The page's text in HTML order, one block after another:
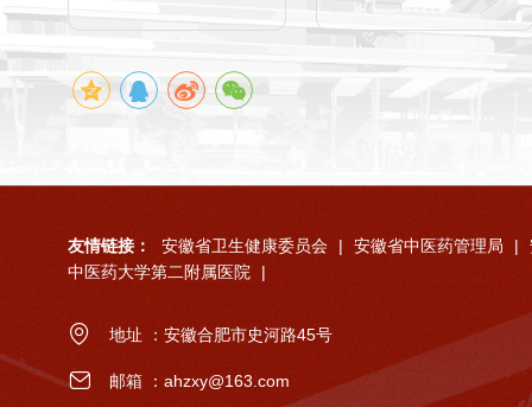
友情链接： 安徽省卫生健康委员会 | 安徽省中医药管理局 |
中医药大学第二附属医院
|
地址 ：安徽合肥市史河路45号
邮箱 ：ahzxy@163.com